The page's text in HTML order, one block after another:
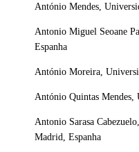
António Mendes,
Antonio Miguel Seoane
Espanha
António Moreira,
António Quintas Mendes,
Antonio Sarasa
Madrid, Espanha